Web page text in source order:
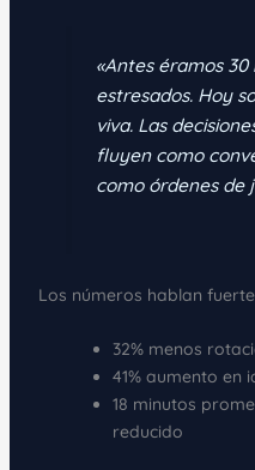
«Antes éramos
estresados. Hoy
viva. Las
fluyen como
como órdenes de
Los números hablan
32% menos
41% aumento en
18 minutos
reducido